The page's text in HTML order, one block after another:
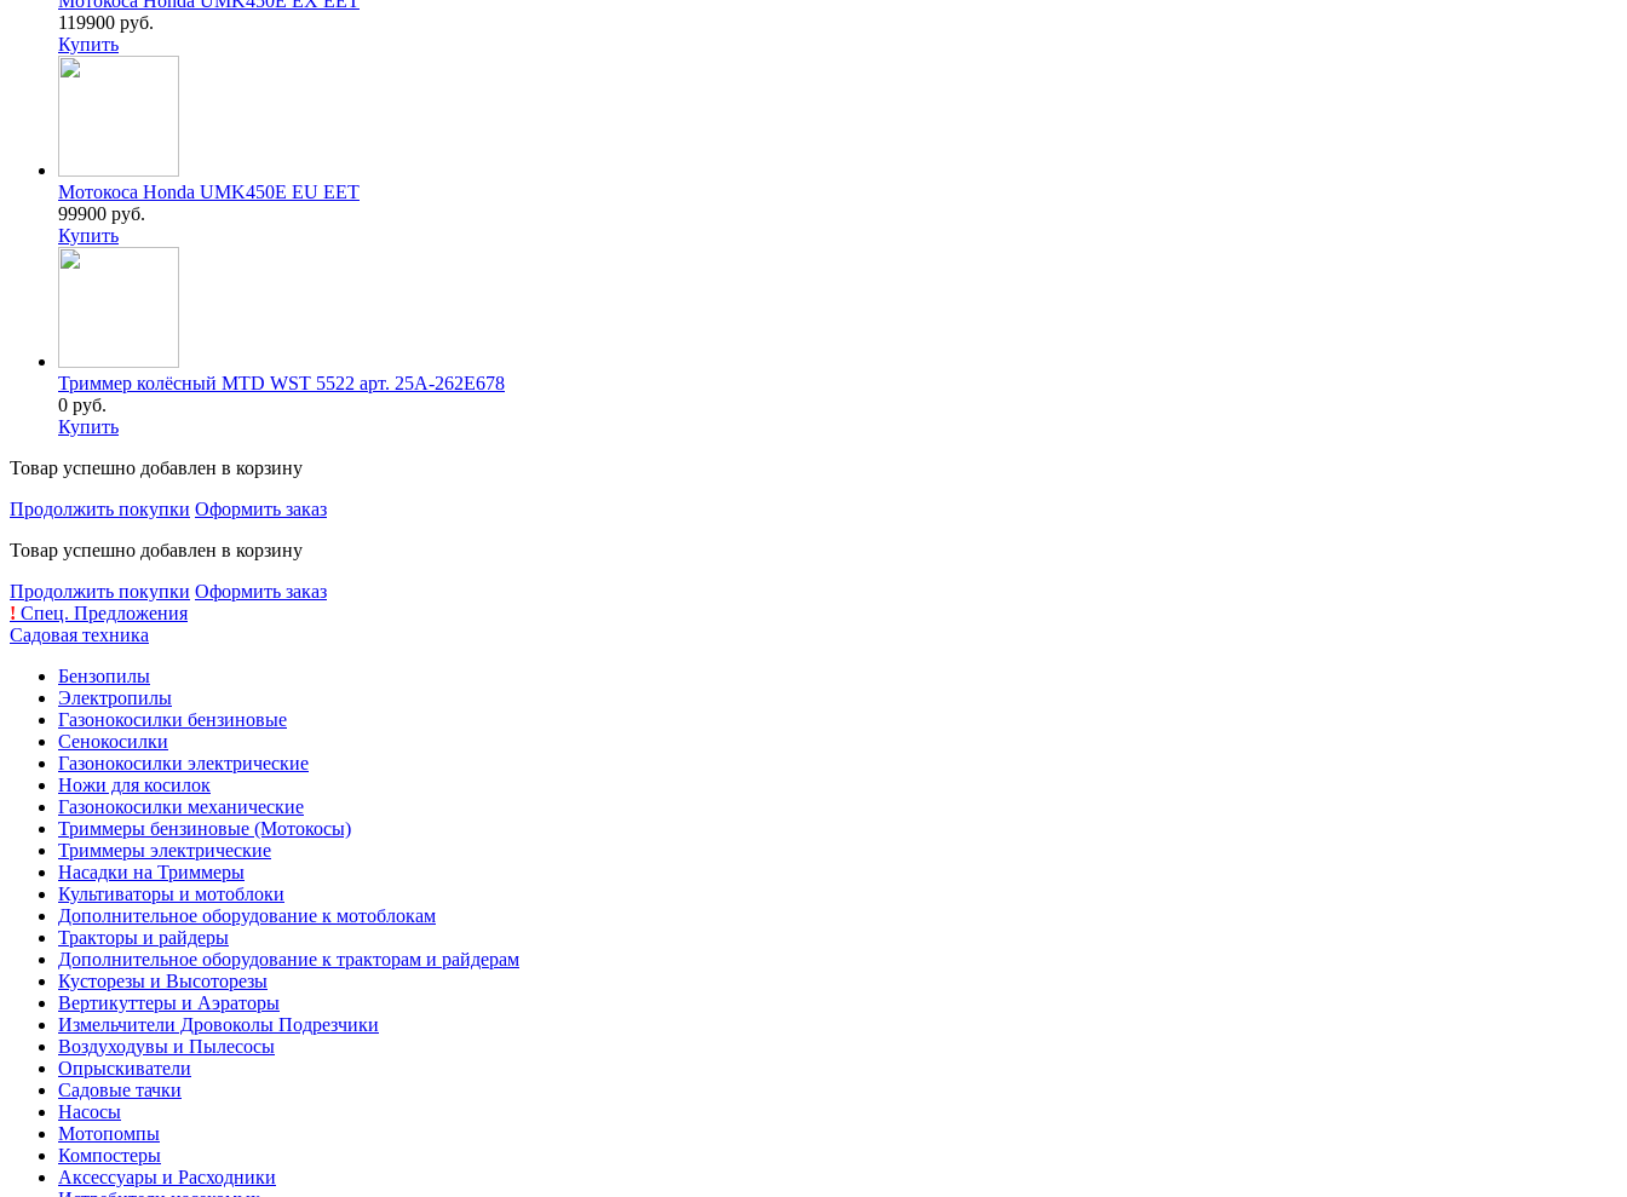
119900 руб.
Купить
Мотокоса Honda UMK450E EU EET
99900 руб.
Купить
Триммер колёсный MTD WST 5522 арт. 25A-262E678
0 руб.
Купить
Товар успешно добавлен в корзину
Продолжить покупки Оформить заказ
Товар успешно добавлен в корзину
Продолжить покупки Оформить заказ
! Спец. Предложения
Садовая техника
Бензопилы
Электропилы
Газонокосилки бензиновые
Сенокосилки
Газонокосилки электрические
Ножи для косилок
Газонокосилки механические
Триммеры бензиновые (Мотокосы)
Триммеры электрические
Насадки на Триммеры
Культиваторы и мотоблоки
Дополнительное оборудование к мотоблокам
Тракторы и райдеры
Дополнительное оборудование к тракторам и райдерам
Кусторезы и Высоторезы
Вертикуттеры и Аэраторы
Измельчители Дровоколы Подрезчики
Воздуходувы и Пылесосы
Опрыскиватели
Садовые тачки
Насосы
Мотопомпы
Компостеры
Аксессуары и Расходники